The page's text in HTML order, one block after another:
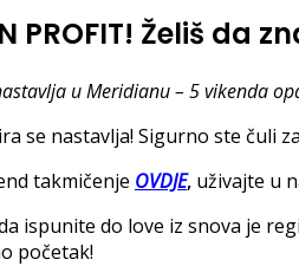
PROFIT! Želiš da
u Meridianu – 5 vikenda
se nastavlja! Sigurno ste čuli
takmičenje OVDJE, uživajte u
ispunite do love iz snova je
početak!